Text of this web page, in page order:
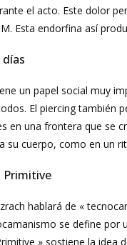
el acto. Este dolor
Esta endorfina así
un papel social muy
El piercing también
en una frontera que se
su cuerpo, como en un
Primitive
hablará de «
se define
» sostiene la idea